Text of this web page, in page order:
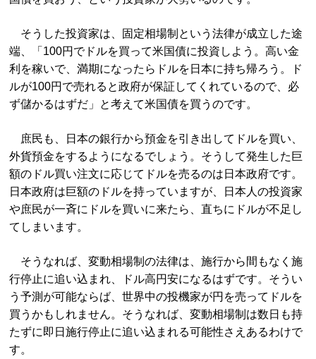
そうした投資家は、固定相場制という法律が成立した途
端、「100円でドルを買って米国債に投資しよう。高い金
利を稼いで、満期になったらドルを日本に持ち帰ろう。ド
ルが100円で売れると政府が保証してくれているので、必
ず儲かるはずだ」と考えて米国債を買うのです。
庶民も、日本の銀行から預金を引き出してドルを買い、
外貨預金をするようになるでしょう。そうして発生した巨
額のドル買い注文に応じてドルを売るのは日本政府です。
日本政府は巨額のドルを持っていますが、日本人の投資家
や庶民が一斉にドルを買いに来たら、直ちにドルが不足し
てしまいます。
そうなれば、変動相場制の法律は、施行から間もなく施
行停止に追い込まれ、ドル高円安になるはずです。そうい
う予測が可能ならば、世界中の投機家が円を売ってドルを
買うかもしれません。そうなれば、変動相場制は数日も持
たずに即日施行停止に追い込まれる可能性さえあるわけで
す。